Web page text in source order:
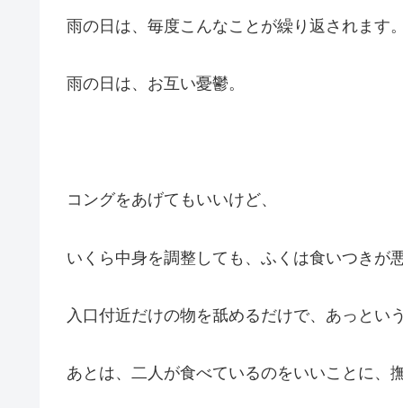
雨の日は、毎度こんなことが繰り返されます。
雨の日は、お互い憂鬱。
コングをあげてもいいけど、
いくら中身を調整しても、ふくは食いつきが
入口付近だけの物を舐めるだけで、あっとい
あとは、二人が食べているのをいいことに、